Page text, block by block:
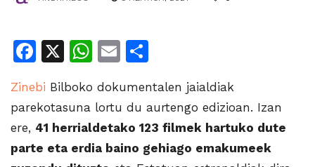
Facebook
X WhatsApp
Email
Zinebi Bilboko dokumentalen jaialdiak
parekotasuna lortu du aurtengo edizioan. Izan
ere, 41 herrialdetako 123 filmek hartuko dute
parte eta erdia baino gehiago emakumeek